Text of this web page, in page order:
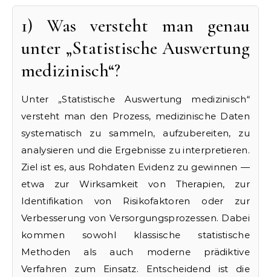
1) Was versteht man genau
unter „Statistische Auswertung
medizinisch“?
Unter „Statistische Auswertung medizinisch“
versteht man den Prozess, medizinische Daten
systematisch zu sammeln, aufzubereiten, zu
analysieren und die Ergebnisse zu interpretieren.
Ziel ist es, aus Rohdaten Evidenz zu gewinnen —
etwa zur Wirksamkeit von Therapien, zur
Identifikation von Risikofaktoren oder zur
Verbesserung von Versorgungsprozessen. Dabei
kommen sowohl klassische statistische
Methoden als auch moderne prädiktive
Verfahren zum Einsatz. Entscheidend ist die